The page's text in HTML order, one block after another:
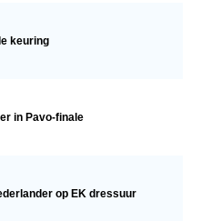
keuring
in Pavo-finale
op EK dressuur